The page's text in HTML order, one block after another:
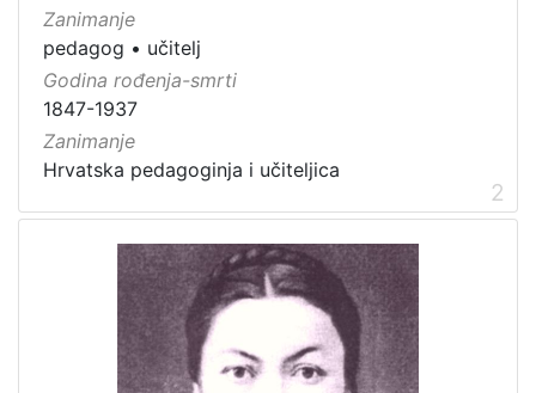
Zanimanje
pedagog • učitelj
Godina rođenja-smrti
1847-1937
Zanimanje
Hrvatska pedagoginja i učiteljica
2